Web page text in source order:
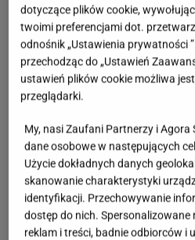
dotyczące plików cookie,
twoimi preferencjami dot.
odnośnik „Ustawienia prywatności
przechodząc do „Ustawień
ustawień plików cookie możliwa
przeglądarki.
My, nasi Zaufani Partnerzy i
dane osobowe w następujących
Użycie dokładnych danych
skanowanie charakterystyki
identyfikacji. Przechowywanie
dostęp do nich. Spersonalizowane
reklam i treści, badnie odbiorców i